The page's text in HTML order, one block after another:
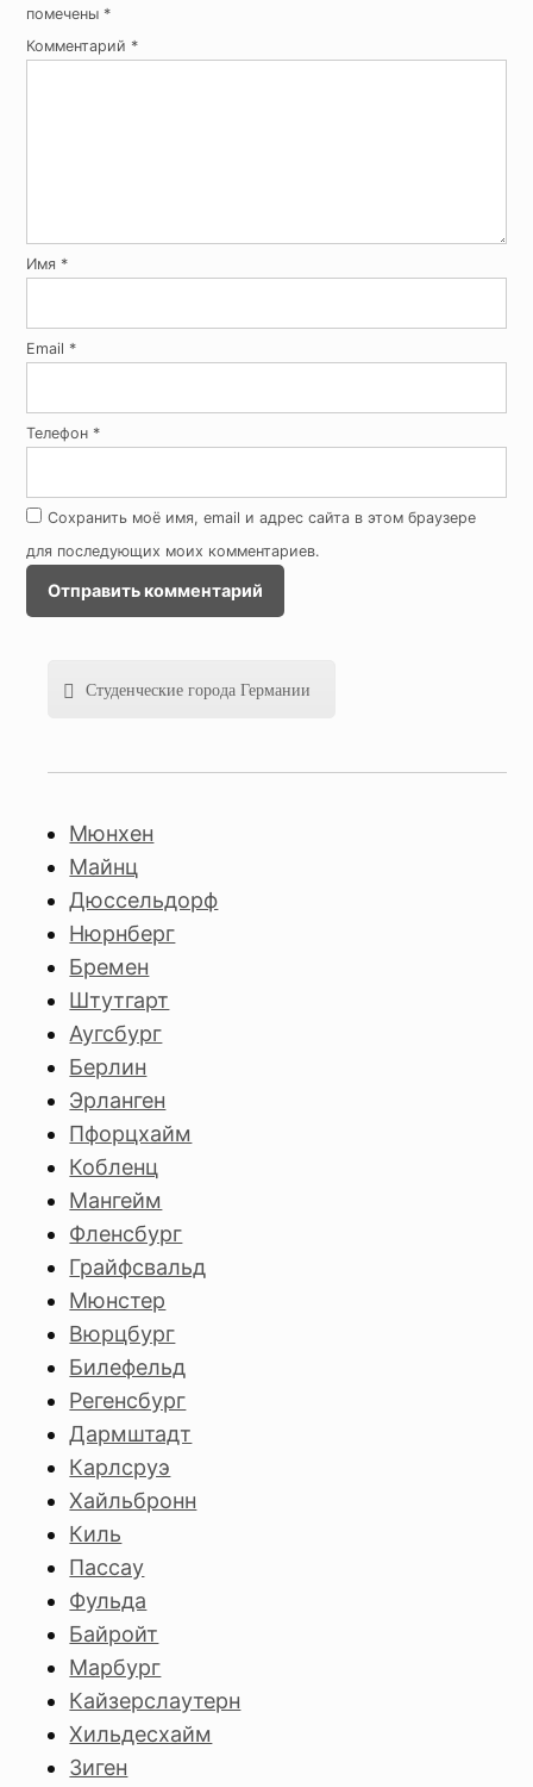
помечены *
Комментарий *
Имя *
Email *
Телефон *
Сохранить моё имя, email и адрес сайта в этом браузере
для последующих моих комментариев.
Студенческие города Германии
Мюнхен
Майнц
Дюссельдорф
Нюрнберг
Бремен
Штутгарт
Аугсбург
Берлин
Эрланген
Пфорцхайм
Кобленц
Мангейм
Фленсбург
Грайфсвальд
Мюнстер
Вюрцбург
Билефельд
Регенсбург
Дармштадт
Карлсруэ
Хайльбронн
Киль
Пассау
Фульда
Байройт
Марбург
Кайзерслаутерн
Хильдесхайм
Зиген